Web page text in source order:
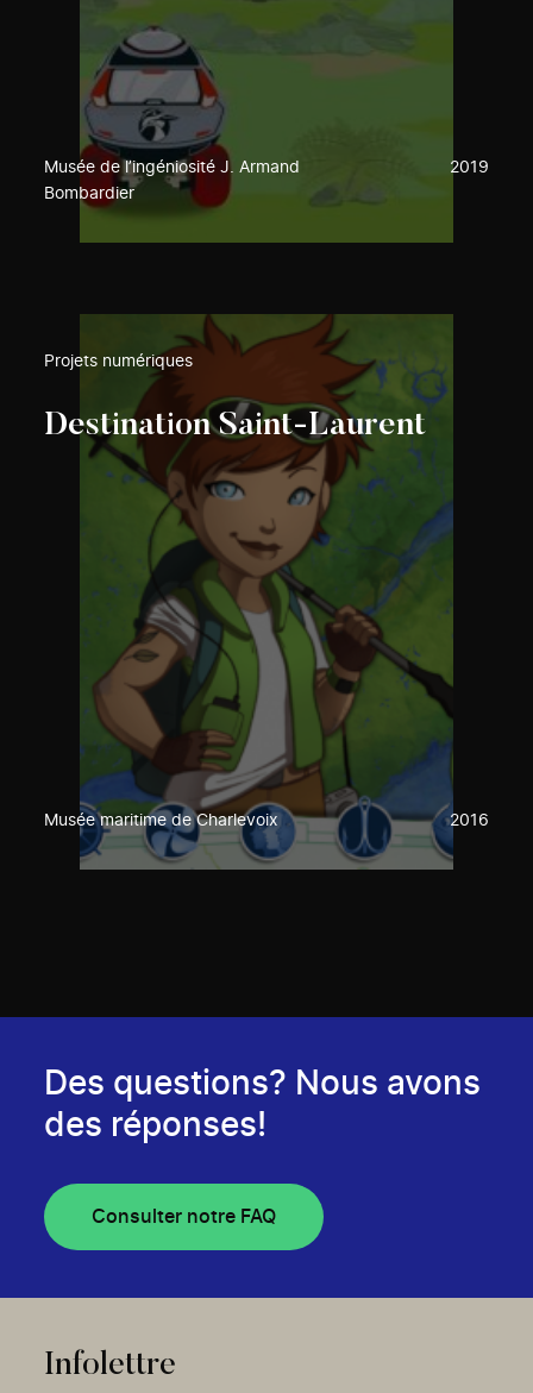
Musée de l’ingéniosité J. Armand
Bombardier
2019
Projets numériques
Destination Saint-Laurent
Musée maritime de Charlevoix 2016
Des questions? Nous avons
des réponses!
Consulter notre FAQ
Infolettre